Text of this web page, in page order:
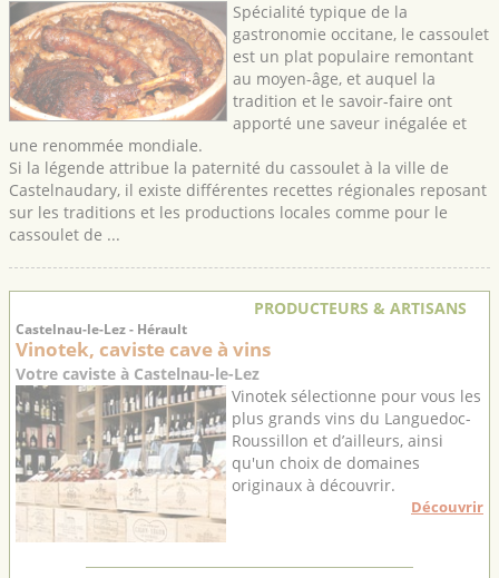
Spécialité typique de la
gastronomie occitane, le cassoulet
est un plat populaire remontant
au moyen-âge, et auquel la
tradition et le savoir-faire ont
apporté une saveur inégalée et
une renommée mondiale.
Si la légende attribue la paternité du cassoulet à la ville de
Castelnaudary, il existe différentes recettes régionales reposant
sur les traditions et les productions locales comme pour le
cassoulet de ...
PRODUCTEURS & ARTISANS
Castelnau-le-Lez - Hérault
Vinotek, caviste cave à vins
Votre caviste à Castelnau-le-Lez
Vinotek sélectionne pour vous les
plus grands vins du Languedoc-
Roussillon et d’ailleurs, ainsi
qu'un choix de domaines
originaux à découvrir.
Découvrir